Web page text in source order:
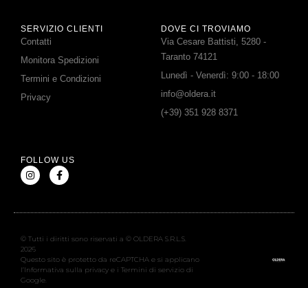
SERVIZIO CLIENTI
Contatti
Monitora Spedizioni
Termini e Condizioni
Privacy
DOVE CI TROVIAMO
Via Cesare Battisti, 5280 -
Taranto 74121
Lunedì - Venerdì: 9:00 - 18:00
info@oldera.it
(+39) 351 928 8371
FOLLOW US
© Tutti i diritti sono riservati a © OLDERA S.R.L.S.
2026
Questo sito è protetto da reCAPTCHA e si applicano
l’Informativa sulla privacy e i Termini di servizio di
Google.